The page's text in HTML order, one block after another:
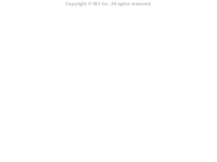
Copyright © IBJ Inc. All rights reserved.